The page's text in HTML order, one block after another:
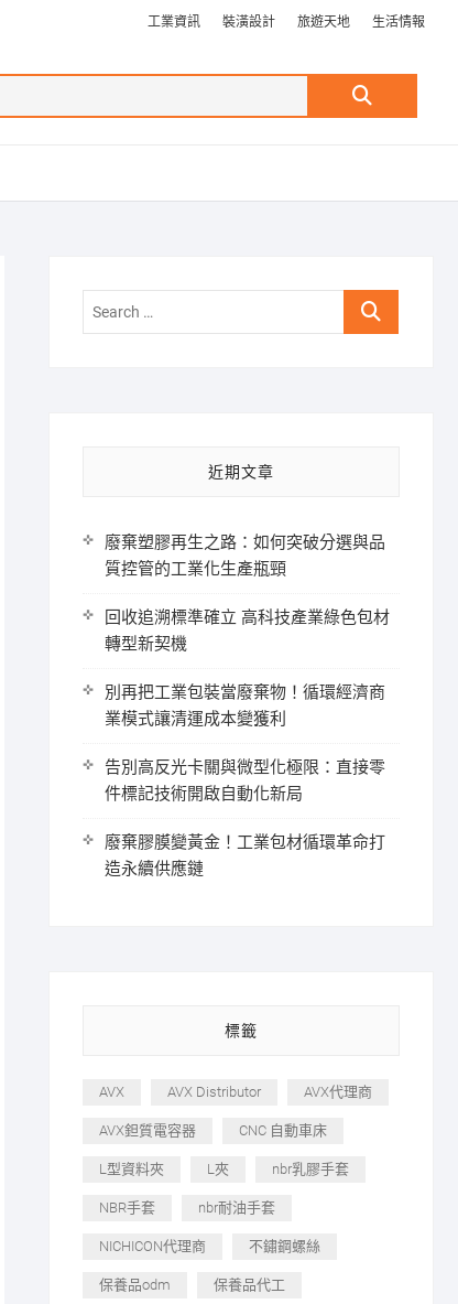
工業資訊 裝潢設計 旅遊天地 生活情報
Search
Search
近期文章
廢棄塑膠再生之路：如何突破分選與品
質控管的工業化生產瓶頸
回收追溯標準確立 高科技產業綠色包材
轉型新契機
別再把工業包裝當廢棄物！循環經濟商
業模式讓清運成本變獲利
告別高反光卡關與微型化極限：直接零
件標記技術開啟自動化新局
廢棄膠膜變黃金！工業包材循環革命打
造永續供應鏈
標籤
AVX AVX Distributor AVX代理商
AVX鉭質電容器 CNC 自動車床
L型資料夾 L夾 nbr乳膠手套
NBR手套 nbr耐油手套
NICHICON代理商 不鏽鋼螺絲
保養品odm 保養品代工